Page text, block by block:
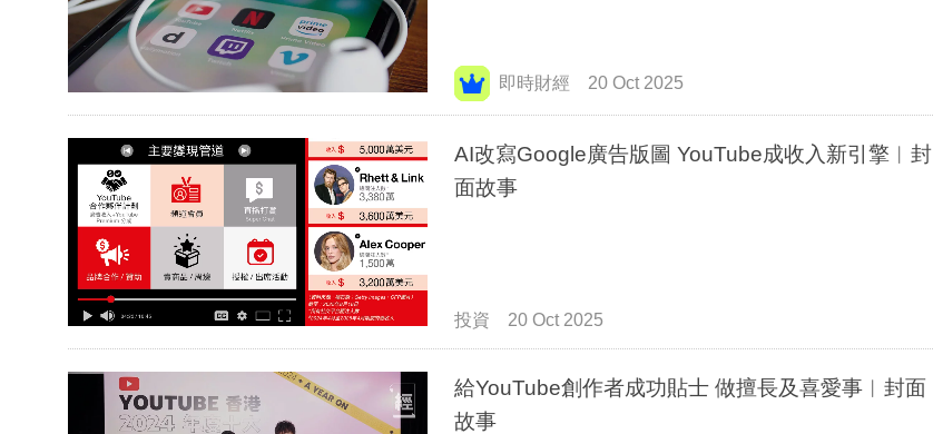
即時財經 20 Oct 2025
AI改寫Google廣告版圖 YouTube成收入新引擎︳封
面故事
投資 20 Oct 2025
給YouTube創作者成功貼士 做擅長及喜愛事︳封面
故事